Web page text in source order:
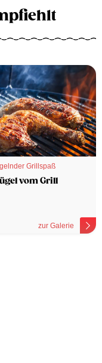
Grillspaß
vom Grill
zur Galerie